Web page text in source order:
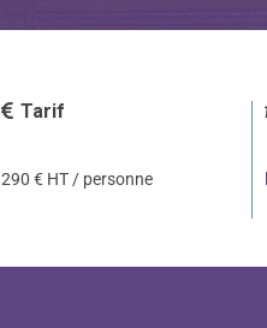
Tarif
290 € HT / personne